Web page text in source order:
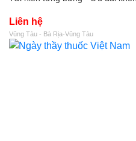
Liên hệ
Vũng Tàu - Bà Rịa-Vũng Tàu